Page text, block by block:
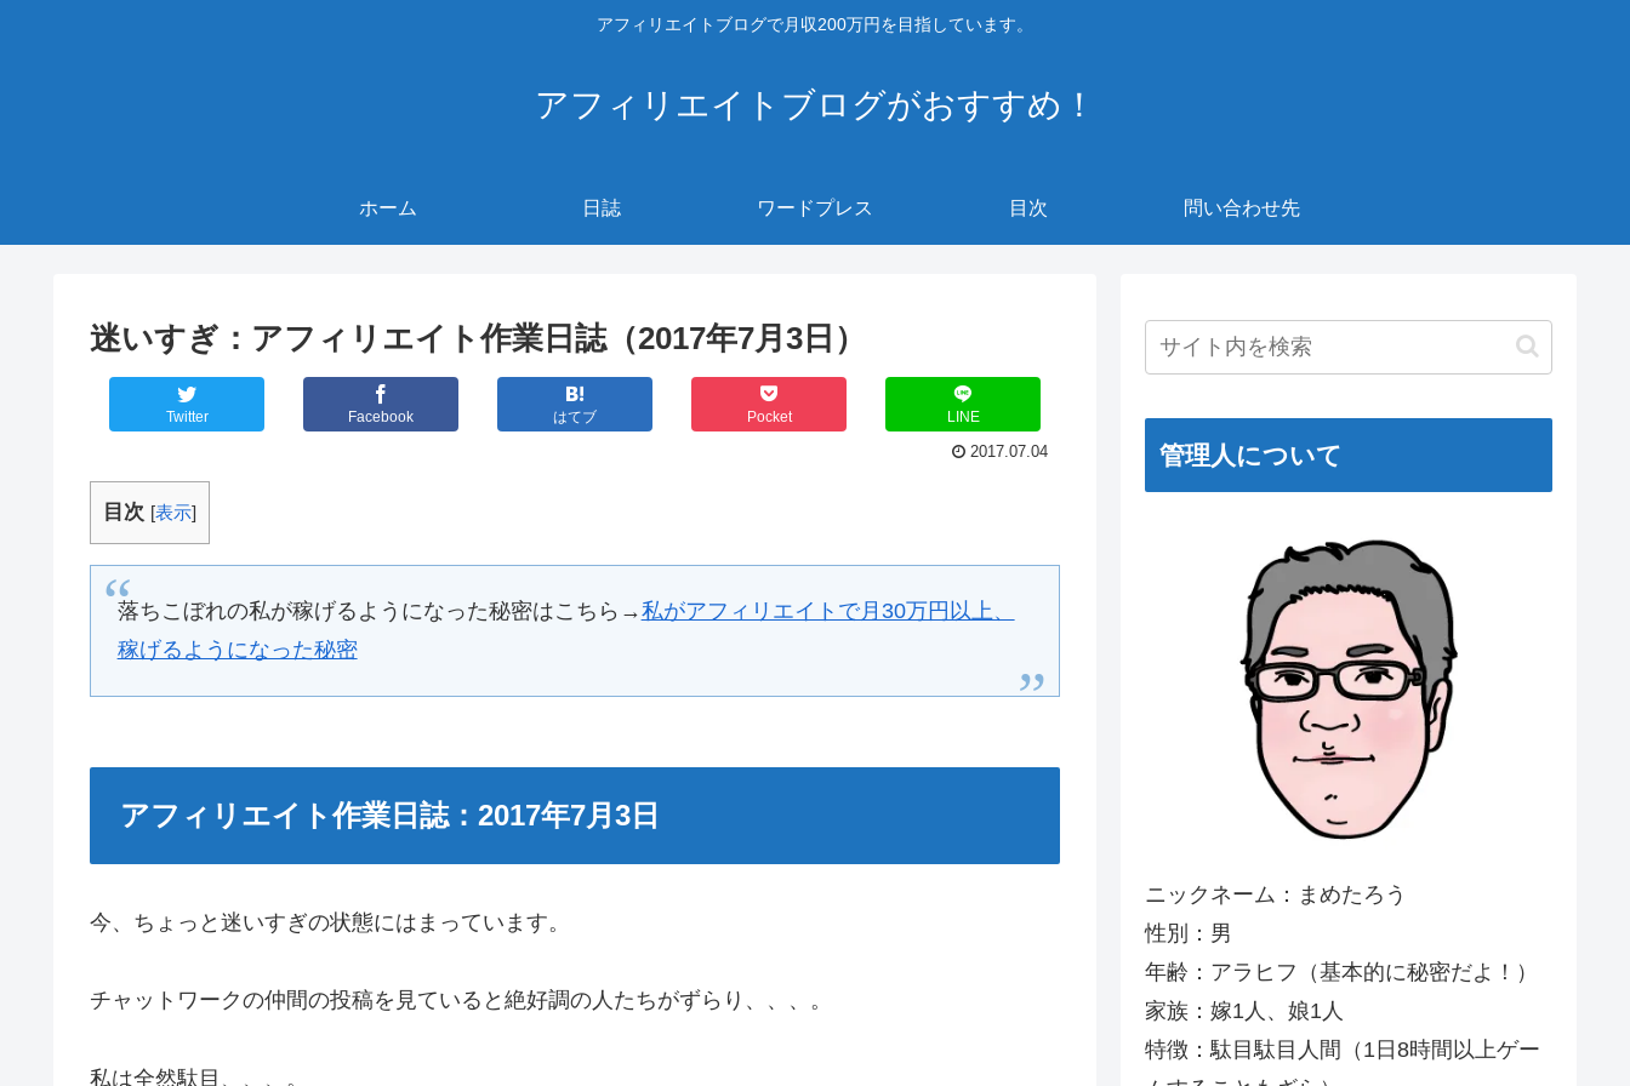
アフィリエイトブログで月収200万円を目指しています。
アフィリエイトブログがおすすめ！
ホーム 日誌 ワードプレス 目次 問い合わせ先
迷いすぎ：アフィリエイト作業日誌（2017年7月3日）
Twitter Facebook はてブ Pocket LINE
2017.07.04
目次 [表示]
落ちこぼれの私が稼げるようになった秘密はこちら→私がアフィリエイトで月30万円以上、
稼げるようになった秘密
アフィリエイト作業日誌：2017年7月3日
今、ちょっと迷いすぎの状態にはまっています。
チャットワークの仲間の投稿を見ていると絶好調の人たちがずらり、、、。
私は全然駄目、、、。
管理人について
ニックネーム：まめたろう
性別：男
年齢：アラヒフ（基本的に秘密だよ！）
家族：嫁1人、娘1人
特徴：駄目駄目人間（1日8時間以上ゲー